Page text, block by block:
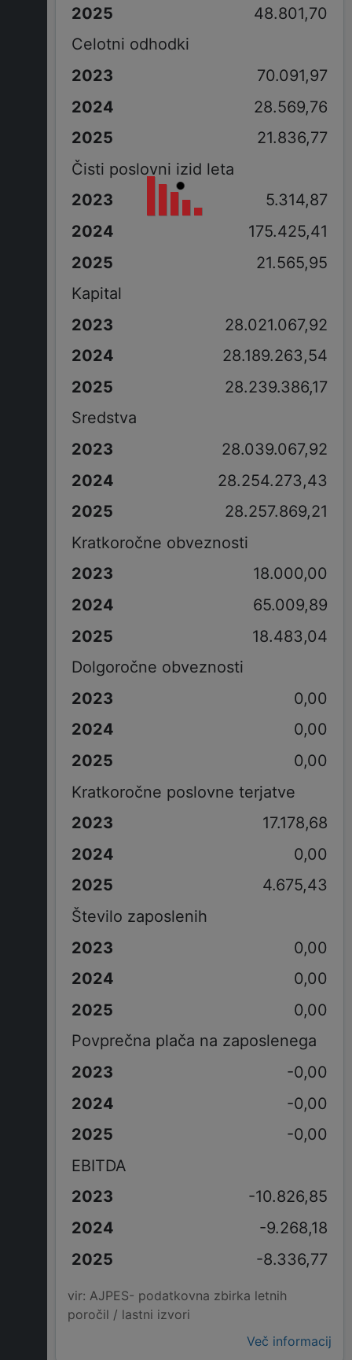
48.801,70
Celotni odhodki
70.091,97
28.569,76
21.836,77
Čisti poslovni izid leta
5.314,87
175.425,41
21.565,95
Kapital
28.021.067,92
28.189.263,54
28.239.386,17
Sredstva
28.039.067,92
28.254.273,43
28.257.869,21
Kratkoročne obveznosti
18.000,00
65.009,89
18.483,04
Dolgoročne obveznosti
0,00
0,00
0,00
Kratkoročne poslovne terjatve
17.178,68
0,00
4.675,43
Število zaposlenih
0,00
0,00
0,00
Povprečna plača na zaposlenega
-0,00
-0,00
-0,00
EBITDA
-10.826,85
-9.268,18
-8.336,77
vir: AJPES- podatkovna zbirka letnih
poročil / lastni izvori
Več informacij